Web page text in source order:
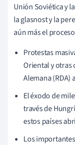
Unión Soviética y
la glasnost y la
aún más el
Protestas
Oriental y otras
Alemana (RDA)
El éxodo de
través de
estos países
Los